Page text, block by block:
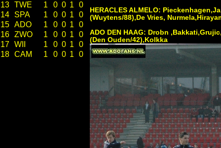
13 TWE 1 0 0 1
0
14
SPA 1 0 0 1
0
15 ADO 1 0 0 1
0
16 ZWO 1 0 0 1
0
17 WII 1 0 0 1
0
18 CAM 1 0 0 1 0
HERACLES ALMELO:
(Wuytens/88),De Vries,
ADO DEN HAAG: Drobn
(Den Ouden/42),Kolkka